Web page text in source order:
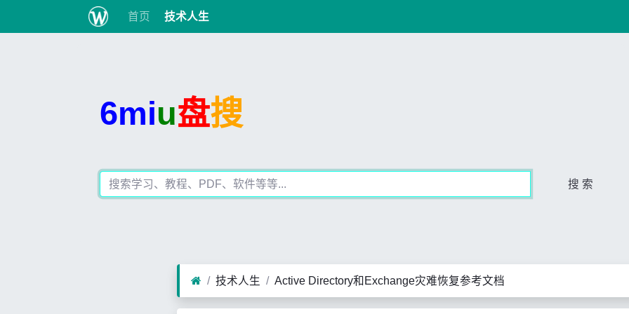
首页 技术人生
6miu盘搜
搜 索
技术人生 Active Directory和Exchange灾难恢复参考文档